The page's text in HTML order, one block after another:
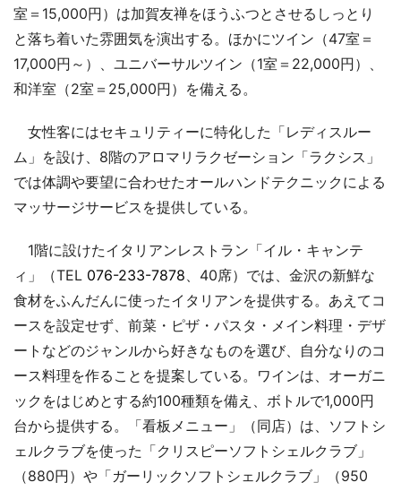
室＝15,000円）は加賀友禅をほうふつとさせるしっとり
と落ち着いた雰囲気を演出する。ほかにツイン（47室＝
17,000円～）、ユニバーサルツイン（1室＝22,000円）、
和洋室（2室＝25,000円）を備える。
女性客にはセキュリティーに特化した「レディスルー
ム」を設け、8階のアロマリラクゼーション「ラクシス」
では体調や要望に合わせたオールハンドテクニックによる
マッサージサービスを提供している。
1階に設けたイタリアンレストラン「イル・キャンテ
ィ」（TEL 076-233-7878、40席）では、金沢の新鮮な
食材をふんだんに使ったイタリアンを提供する。あえてコ
ースを設定せず、前菜・ピザ・パスタ・メイン料理・デザ
ートなどのジャンルから好きなものを選び、自分なりのコ
ース料理を作ることを提案している。ワインは、オーガニ
ックをはじめとする約100種類を備え、ボトルで1,000円
台から提供する。「看板メニュー」（同店）は、ソフトシ
ェルクラブを使った「クリスピーソフトシェルクラブ」
（880円）や「ガーリックソフトシェルクラブ」（950